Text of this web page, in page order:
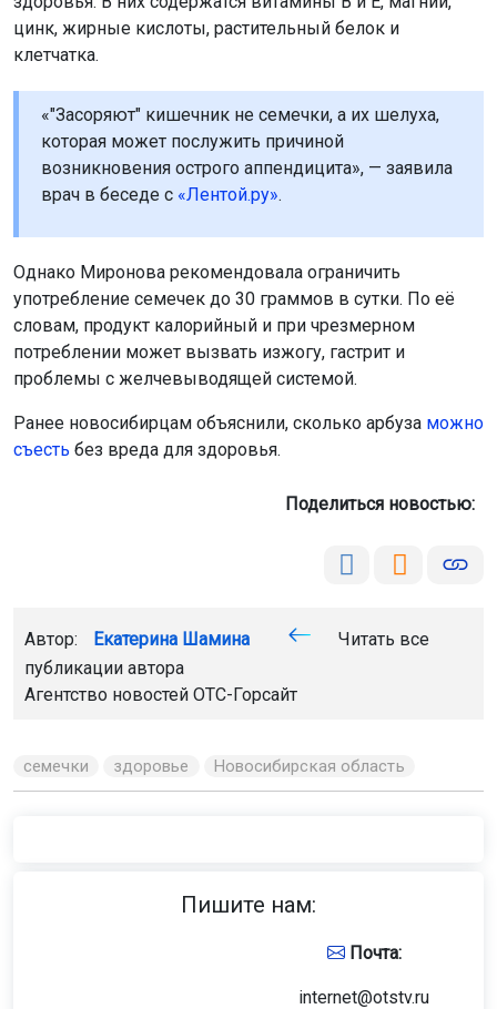
цинк, жирные кислоты, растительный белок и
клетчатка.
«"Засоряют" кишечник не семечки, а их шелуха,
которая может послужить причиной
возникновения острого аппендицита», — заявила
врач в беседе с «Лентой.ру».
Однако Миронова рекомендовала ограничить
употребление семечек до 30 граммов в сутки. По её
словам, продукт калорийный и при чрезмерном
потреблении может вызвать изжогу, гастрит и
проблемы с желчевыводящей системой.
Ранее новосибирцам объяснили, сколько арбуза можно
съесть без вреда для здоровья.
Поделиться новостью:
Автор: Екатерина Шамина
Читать все
публикации автора
Агентство новостей ОТС-Горсайт
семечки здоровье Новосибирская область
Пишите нам:
Почта:
internet@otstv.ru